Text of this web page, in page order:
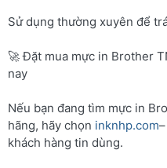
Sử dụng thường xuyên để
🚀 Đặt mua mực in Brother
nay
Nếu bạn đang tìm mực in
hãng, hãy chọn inknhp.com
khách hàng tin dùng.